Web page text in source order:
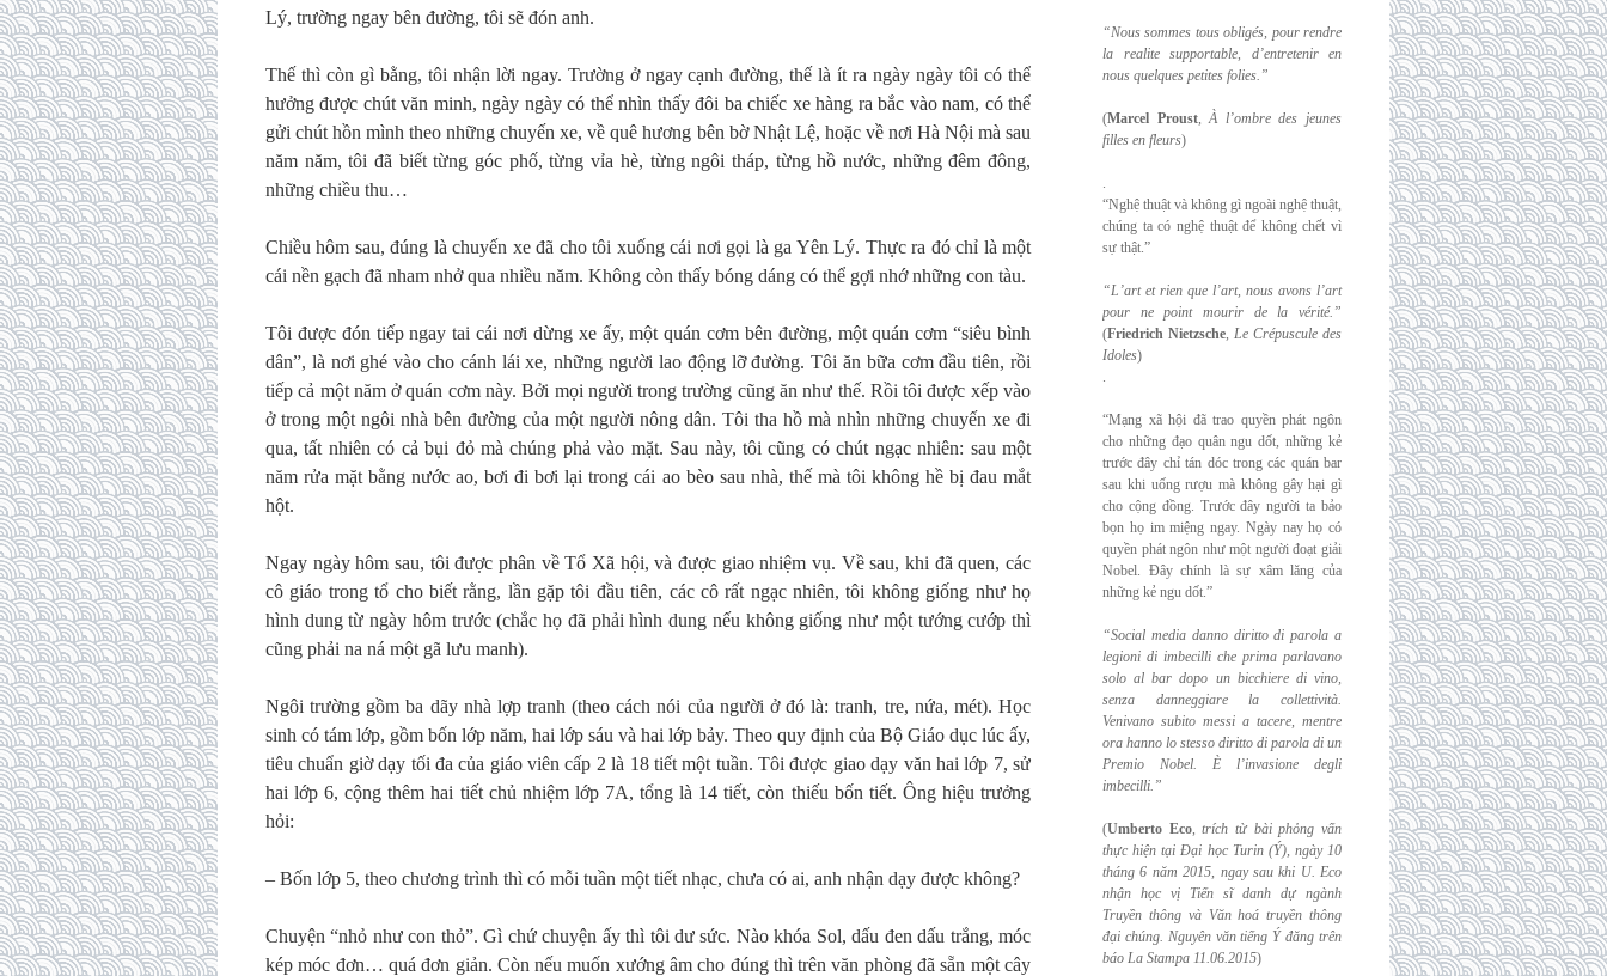
Lý, trường ngay bên đường, tôi sẽ đón anh.
Thế thì còn gì bằng, tôi nhận lời ngay. Trường ở ngay cạnh đường, thế là ít ra ngày ngày tôi có thể
hưởng được chút văn minh, ngày ngày có thể nhìn thấy đôi ba chiếc xe hàng ra bắc vào nam, có thể
gửi chút hồn mình theo những chuyến xe, về quê hương bên bờ Nhật Lệ, hoặc về nơi Hà Nội mà sau
năm năm, tôi đã biết từng góc phố, từng vỉa hè, từng ngôi tháp, từng hồ nước, những đêm đông,
những chiều thu…
Chiều hôm sau, đúng là chuyến xe đã cho tôi xuống cái nơi gọi là ga Yên Lý. Thực ra đó chỉ là một
cái nền gạch đã nham nhở qua nhiều năm. Không còn thấy bóng dáng có thể gợi nhớ những con tàu.
Tôi được đón tiếp ngay tai cái nơi dừng xe ấy, một quán cơm bên đường, một quán cơm “siêu bình
dân”, là nơi ghé vào cho cánh lái xe, những người lao động lỡ đường. Tôi ăn bữa cơm đầu tiên, rồi
tiếp cả một năm ở quán cơm này. Bởi mọi người trong trường cũng ăn như thế. Rồi tôi được xếp vào
ở trong một ngôi nhà bên đường của một người nông dân. Tôi tha hồ mà nhìn những chuyến xe đi
qua, tất nhiên có cả bụi đỏ mà chúng phả vào mặt. Sau này, tôi cũng có chút ngạc nhiên: sau một
năm rửa mặt bằng nước ao, bơi đi bơi lại trong cái ao bèo sau nhà, thế mà tôi không hề bị đau mắt
hột.
Ngay ngày hôm sau, tôi được phân về Tổ Xã hội, và được giao nhiệm vụ. Về sau, khi đã quen, các
cô giáo trong tổ cho biết rằng, lần gặp tôi đầu tiên, các cô rất ngạc nhiên, tôi không giống như họ
hình dung từ ngày hôm trước (chắc họ đã phải hình dung nếu không giống như một tướng cướp thì
cũng phải na ná một gã lưu manh).
Ngôi trường gồm ba dãy nhà lợp tranh (theo cách nói của người ở đó là: tranh, tre, nứa, mét). Học
sinh có tám lớp, gồm bốn lớp năm, hai lớp sáu và hai lớp bảy. Theo quy định của Bộ Giáo dục lúc ấy,
tiêu chuẩn giờ dạy tối đa của giáo viên cấp 2 là 18 tiết một tuần. Tôi được giao dạy văn hai lớp 7, sử
hai lớp 6, cộng thêm hai tiết chủ nhiệm lớp 7A, tổng là 14 tiết, còn thiếu bốn tiết. Ông hiệu trưởng
hỏi:
– Bốn lớp 5, theo chương trình thì có mỗi tuần một tiết nhạc, chưa có ai, anh nhận dạy được không?
Chuyện “nhỏ như con thỏ”. Gì chứ chuyện ấy thì tôi dư sức. Nào khóa Sol, dấu đen dấu trắng, móc
kép móc đơn… quá đơn giản. Còn nếu muốn xướng âm cho đúng thì trên văn phòng đã sẵn một cây
“Nous sommes tous obligés, pour rendre
la realite supportable, d’entretenir en
nous quelques petites folies.”
(Marcel Proust,À l’ombre des jeunes
filles en fleurs)
.
“Nghệ thuật và không gì ngoài nghệ thuật,
chúng ta có nghệ thuật để không chết vì
sự thật.”
“L’art et rien que l’art, nous avons l’art
pour ne point mourir de la vérité.”
(Friedrich Nietzsche, Le Crépuscule des
Idoles)
.
“Mạng xã hội đã trao quyền phát ngôn
cho những đạo quân ngu dốt, những kẻ
trước đây chỉ tán dóc trong các quán bar
sau khi uống rượu mà không gây hại gì
cho cộng đồng. Trước đây người ta bảo
bọn họ im miệng ngay. Ngày nay họ có
quyền phát ngôn như một người đoạt giải
Nobel. Đây chính là sự xâm lăng của
những kẻ ngu dốt.”
“Social media danno diritto di parola a
legioni di imbecilli che prima parlavano
solo albar dopo un bicchiere di vino,
senza danneggiare la collettività.
Venivano subito messi a tacere, mentre
ora hanno lo stesso diritto di parola di un
Premio Nobel. È l’invasione degli
imbecilli.”
(Umberto Eco,trích từ bài phỏng vấn
thực hiện tại Đại học Turin (Ý), ngày 10
tháng 6 năm 2015, ngay sau khi U. Eco
nhận học vị Tiến sĩ danh dự ngành
Truyền thông và Văn hoá truyền thông
đại chúng. Nguyên văn tiếng Ý đăng trên
báo La Stampa 11.06.2015)